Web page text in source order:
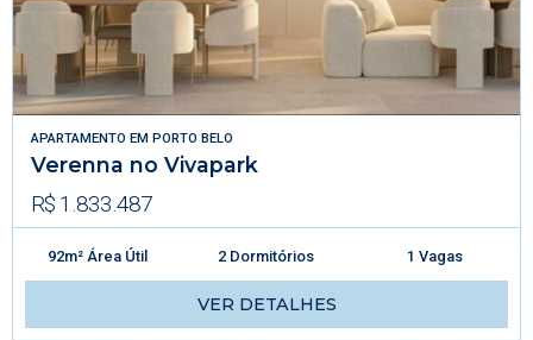
APARTAMENTO EM PORTO BELO
Verenna no Vivapark
R$ 1.833.487
92m² Área Útil 2 Dormitórios 1 Vagas
VER DETALHES